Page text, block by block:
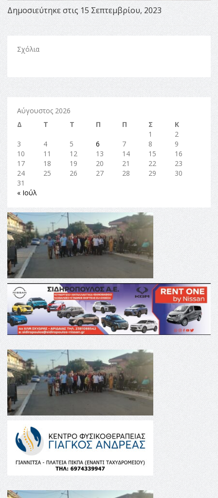
Δημοσιεύτηκε στις 15 Σεπτεμβρίου, 2023
Σχόλια
Αύγουστος 2026
Δ
Τ Τ Π Π Σ
Κ
1
2
3
4 5 6 7 8
9
10
11 12 13 14 15
16
17
18 19 20 21 22
23
24
25 26 27 28 29
30
31
« Ιούλ